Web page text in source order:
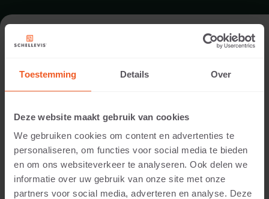
Toestemming Details Over
Deze website maakt gebruik van cookies
We gebruiken cookies om content en advertenties te
personaliseren, om functies voor social media te bieden
en om ons websiteverkeer te analyseren. Ook delen we
informatie over uw gebruik van onze site met onze
partners voor social media, adverteren en analyse. Deze
FORMAT - GRÜNWAND ELELEMENTE
SORTIMENT STAPELELEMENTE